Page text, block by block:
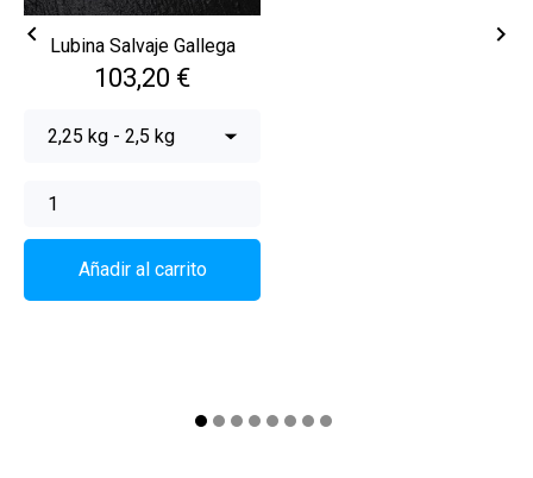
Lubina Salvaje Gallega
Precio
103,20 €
Añadir al carrito
 